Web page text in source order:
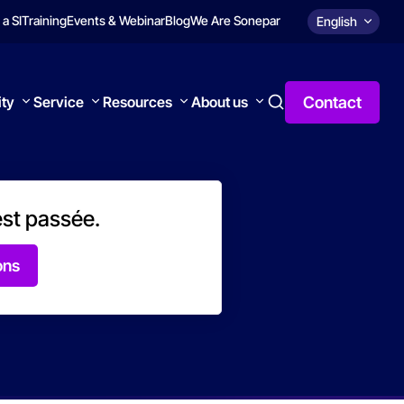
SITrainingEvents & WebinarBlogWe Are Sonepar English
Service Resources About us Contact
passée.